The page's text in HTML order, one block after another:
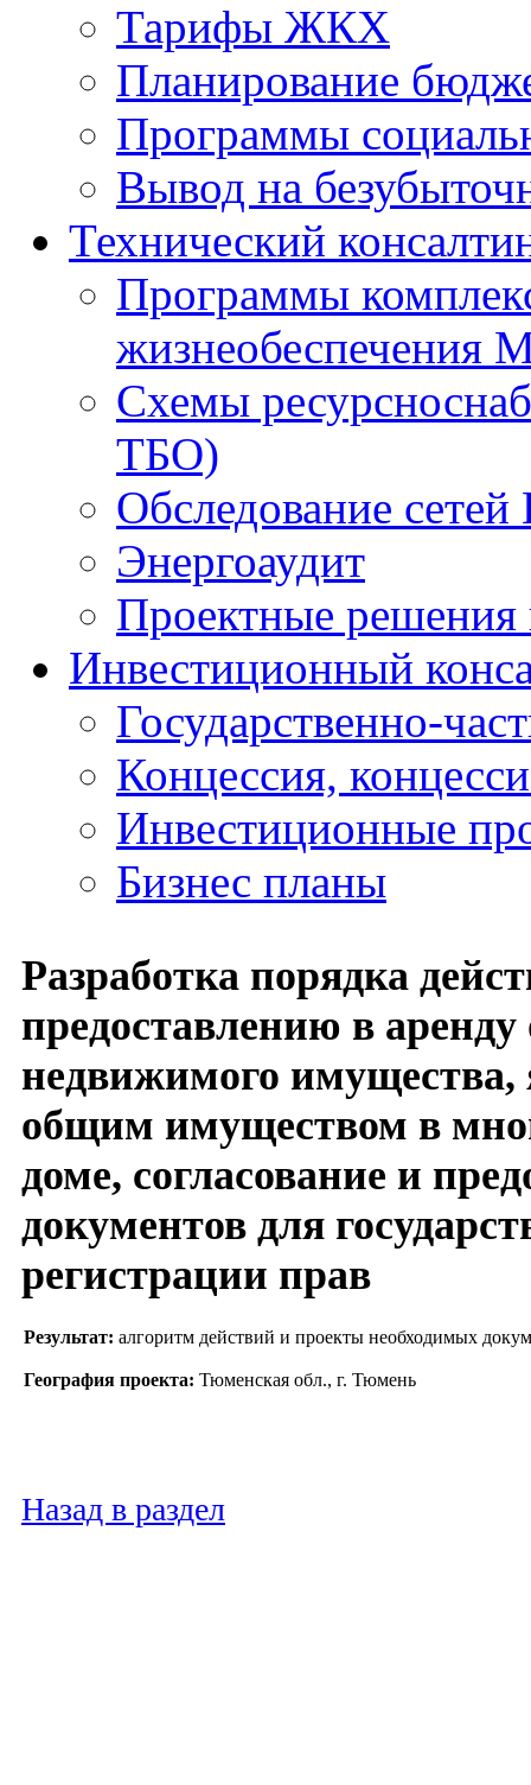
Тарифы ЖКХ
Планирование
Программы
Вывод на
Технический
Программы
жизнеобеспечения
Схемы
ТБО)
Обследование
Энергоаудит
Проектные решения
Инвестиционный
Государственно-
Концессия,
Инвестиционные
Бизнес планы
Разработка порядка
предоставлению в аренду
недвижимого имущества,
общим имуществом в
доме, согласование и
документов для
регистрации прав
Результат: алгоритм действий и проекты необходимых
География проекта: Тюменская обл., г. Тюмень
Назад в раздел